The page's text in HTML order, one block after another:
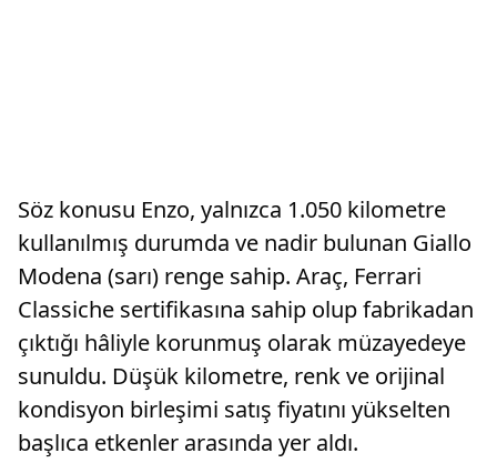
Söz konusu Enzo, yalnızca 1.050 kilometre
kullanılmış durumda ve nadir bulunan Giallo
Modena (sarı) renge sahip. Araç, Ferrari
Classiche sertifikasına sahip olup fabrikadan
çıktığı hâliyle korunmuş olarak müzayedeye
sunuldu. Düşük kilometre, renk ve orijinal
kondisyon birleşimi satış fiyatını yükselten
başlıca etkenler arasında yer aldı.